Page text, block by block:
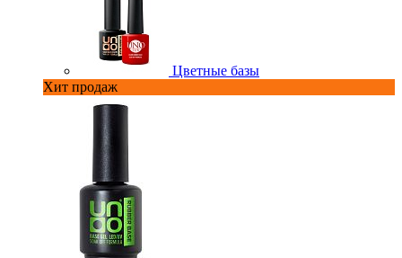
Цветные базы
Хит продаж